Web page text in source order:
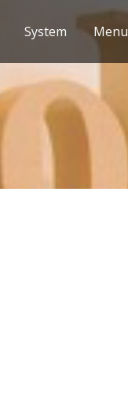
System Menu